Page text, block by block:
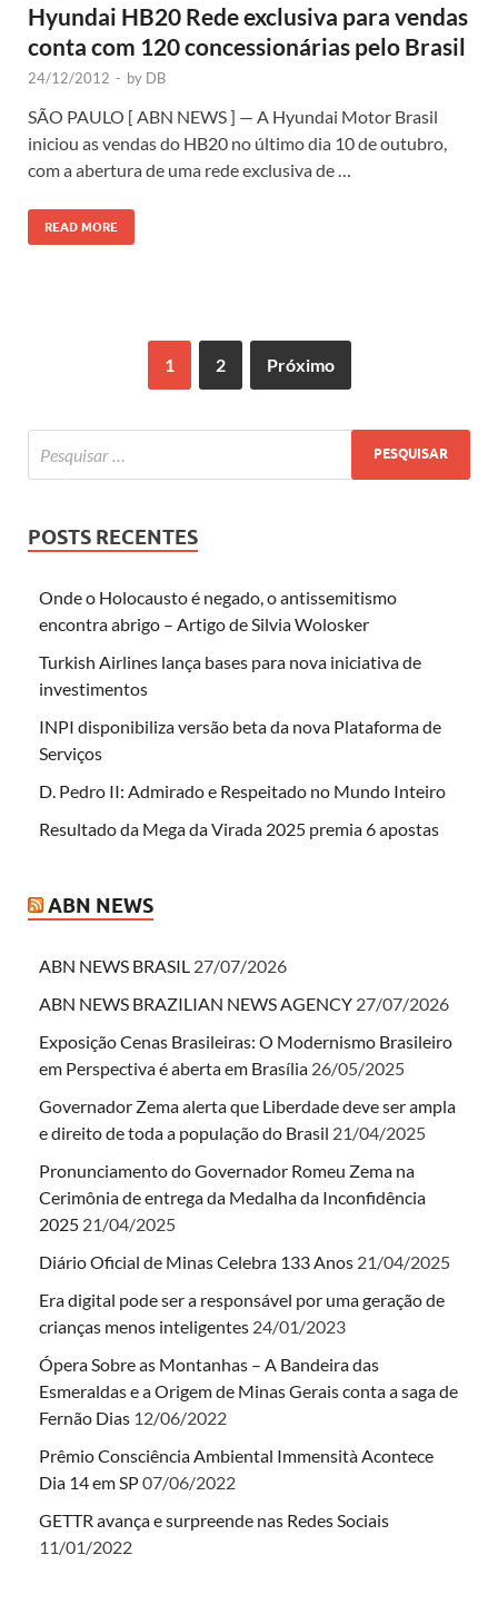
Hyundai HB20 Rede exclusiva para vendas
conta com 120 concessionárias pelo Brasil
24/12/2012 - by DB
SÃO PAULO [ ABN NEWS ] — A Hyundai Motor Brasil
iniciou as vendas do HB20 no último dia 10 de outubro,
com a abertura de uma rede exclusiva de …
READ MORE
1 2 Próximo
POSTS RECENTES
Onde o Holocausto é negado, o antissemitismo
encontra abrigo – Artigo de Silvia Wolosker
Turkish Airlines lança bases para nova iniciativa de
investimentos
INPI disponibiliza versão beta da nova Plataforma de
Serviços
D. Pedro II: Admirado e Respeitado no Mundo Inteiro
Resultado da Mega da Virada 2025 premia 6 apostas
ABN NEWS
ABN NEWS BRASIL 27/07/2026
ABN NEWS BRAZILIAN NEWS AGENCY 27/07/2026
Exposição Cenas Brasileiras: O Modernismo Brasileiro
em Perspectiva é aberta em Brasília 26/05/2025
Governador Zema alerta que Liberdade deve ser ampla
e direito de toda a população do Brasil 21/04/2025
Pronunciamento do Governador Romeu Zema na
Cerimônia de entrega da Medalha da Inconfidência
2025 21/04/2025
Diário Oficial de Minas Celebra 133 Anos 21/04/2025
Era digital pode ser a responsável por uma geração de
crianças menos inteligentes 24/01/2023
Ópera Sobre as Montanhas – A Bandeira das
Esmeraldas e a Origem de Minas Gerais conta a saga de
Fernão Dias 12/06/2022
Prêmio Consciência Ambiental Immensità Acontece
Dia 14 em SP07/06/2022
GETTR avança e surpreende nas Redes Sociais
11/01/2022